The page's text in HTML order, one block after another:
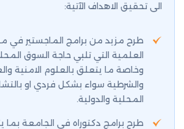
الى تحقيق الاهداف الآتية:
طرح مزيد من برامج الماجستير في
العلمية التي تلبي حاجة السوق
وخاصة ما يتعلق بالعلوم الامنية
والشرطية سواء بشكل فردي او
المحلية والدولية.
طرح برامج دكتوراه في الجامعة بما